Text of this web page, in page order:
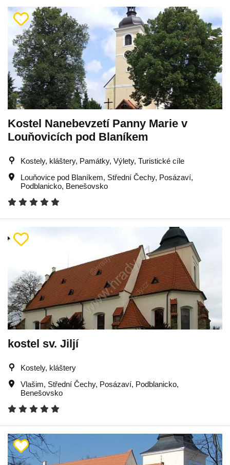
Kostel Nanebevzetí Panny Marie v
Louňovicích pod Blaníkem
Kostely, kláštery, Památky, Výlety, Turistické cíle
Louňovice pod Blaníkem, Střední Čechy, Posázaví,
Podblanicko, Benešovsko
kostel sv. Jiljí
Kostely, kláštery
Vlašim, Střední Čechy, Posázaví, Podblanicko,
Benešovsko